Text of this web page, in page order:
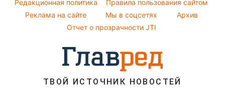
Новости Черкассы
Новости Тернополя
Новости Житомира
Новости Запорожья
Все о шоу-бизнесе
Редакционная политика
Правила пользования сайтом
Реклама на сайте
Мы в соцсетях
Архив
Отчет о прозрачности JTI
ТВОЙ ИСТОЧНИК НОВОСТЕЙ